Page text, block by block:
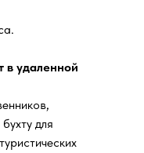
в удаленной
для